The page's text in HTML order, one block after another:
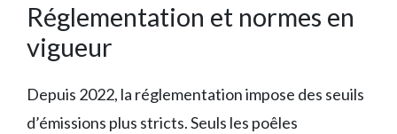
Réglementation et normes en
vigueur
Depuis 2022, la réglementation impose des seuils
d’émissions plus stricts. Seuls les poêles